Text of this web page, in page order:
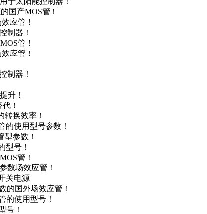
国产MOS管！
应管！
制器！
管！
应管！
制器！
升！
！
转换效率！
的使用型号参数！
型参数！
型号！
管！
数场效应管！
关电源
的国外场效应管！
的使用型号！
号！